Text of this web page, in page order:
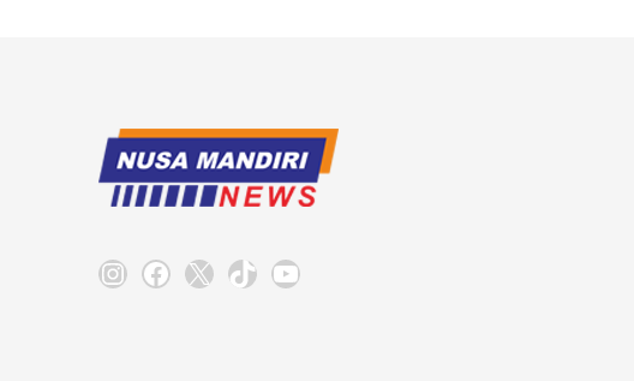
Instagram
Facebook
X TikTokYouTube